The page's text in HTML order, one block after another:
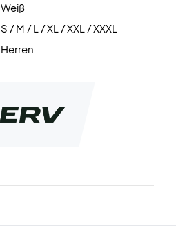
Weiß
S / M / L / XL / XXL / XXXL
Herren